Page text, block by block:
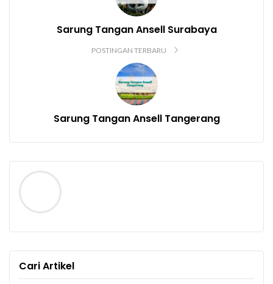
Sarung Tangan Ansell Surabaya
POSTINGAN TERBARU
Sarung Tangan Ansell Tangerang
Cari Artikel